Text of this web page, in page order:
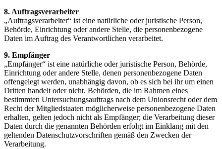
8. Auftragsverarbeiter
„Auftragsverarbeiter“ ist eine natürliche oder juristische Person,
Behörde, Einrichtung oder andere Stelle, die personenbezogene
Daten im Auftrag des Verantwortlichen verarbeitet.
9. Empfänger
„Empfänger“ ist eine natürliche oder juristische Person, Behörde,
Einrichtung oder andere Stelle, denen personenbezogene Daten
offengelegt werden, unabhängig davon, ob es sich bei ihr um einen
Dritten handelt oder nicht. Behörden, die im Rahmen eines
bestimmten Untersuchungsauftrags nach dem Unionsrecht oder dem
Recht der Mitgliedstaaten möglicherweise personenbezogene Daten
erhalten, gelten jedoch nicht als Empfänger; die Verarbeitung dieser
Daten durch die genannten Behörden erfolgt im Einklang mit den
geltenden Datenschutzvorschriften gemäß den Zwecken der
Verarbeitung.